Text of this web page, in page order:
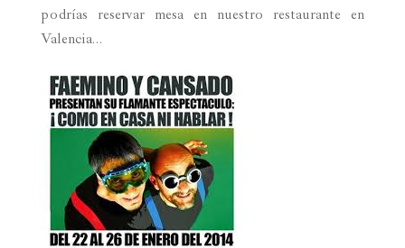
podrías reservar mesa en nuestro restaurante en
Valencia…